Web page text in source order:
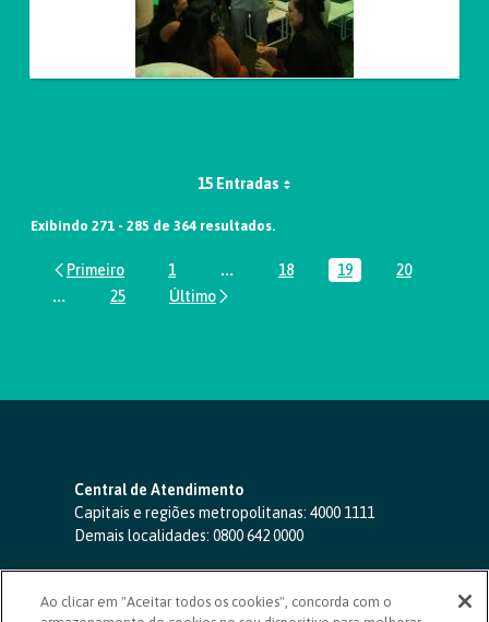
15 Entradas
Exibindo 271 - 285 de 364 resultados.
Página
1 ...Páginas intermediárias Usar ABA
Página
18 Página
19 Página
20
...Páginas intermediárias Usar ABA para navegar.
Página
25
Central de Atendimento
Capitais e regiões metropolitanas: 4000 1111
Demais localidades: 0800 642 0000
SAC 24 horas-0800 724 4420
Ouvidoria
Ao clicar em "Aceitar todos os cookies", concorda com o